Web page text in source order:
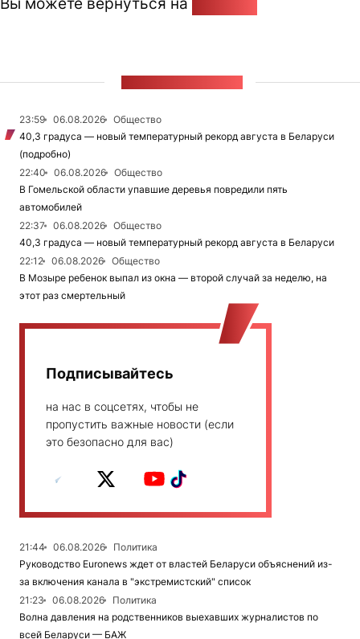
23:59 06.08.2026
Общество
40,3 градуса — новый температурный рекорд августа в Беларуси
(подробно)
22:40
06.08.2026
Общество
В Гомельской области упавшие деревья повредили пять
автомобилей
22:37
06.08.2026
Общество
40,3 градуса — новый температурный рекорд августа в Беларуси
22:12
06.08.2026
Общество
В Мозыре ребенок выпал из окна — второй случай за неделю, на
этот раз смертельный
Подписывайтесь
на нас в соцсетях, чтобы не
пропустить важные новости (если
это безопасно для вас)
21:44 06.08.2026
Политика
Руководство Euronews ждет от властей Беларуси объяснений из-
за включения канала в "экстремистский" список
21:23
06.08.2026
Политика
Волна давления на родственников выехавших журналистов по
всей Беларуси — БАЖ